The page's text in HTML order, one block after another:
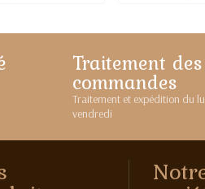
Traitement des
commandes
Traitement et expédition du
vendredi